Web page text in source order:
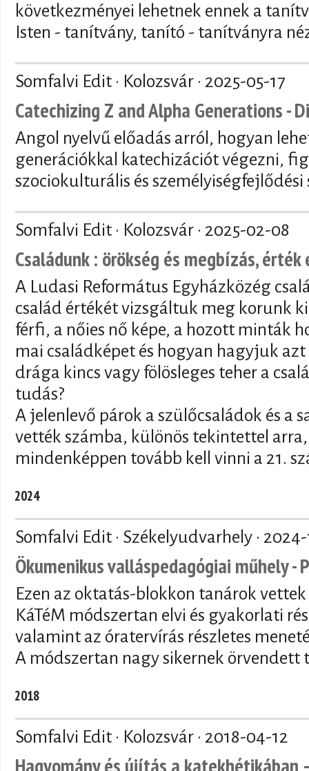
következményei lehetnek ennek a
Isten - tanítvány, tanító - tanítványra
Somfalvi Edit · Kolozsvár · 2025-05-17
Catechizing Z and Alpha Generations -
Angol nyelvű előadás arról, hogyan
generációkkal katechizációt végezni,
szociokulturális és
Somfalvi Edit · Kolozsvár · 2025-02-08
Családunk : örökség és megbízás,
A Ludasi Református Egyházközég
család értékét vizsgáltuk meg korunk
férfi, a nőies nő képe, a hozott minták
mai családképet és hogyan hagyjuk
drága kincs vagy fölösleges teher a
tudás?
A jelenlevő párok a szülőcsaládok és a
vették számba, különös tekintettel
mindenképpen tovább kell vinni a 21.
2024
Somfalvi Edit · Székelyudvarhely ·
Ökumenikus valláspedagógiai műhely -
Ezen az oktatás-blokkon tanárok
KáTéM módszertan elvi és gyakorlati
valamint az óratervírás részletes
A módszertan nagy sikernek örvendett
2018
Somfalvi Edit · Kolozsvár · 2018-04-12
Hagyomány és újítás a